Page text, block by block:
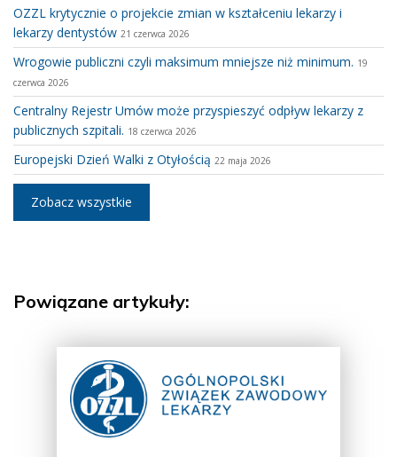
OZZL krytycznie o projekcie zmian w kształceniu lekarzy i
lekarzy dentystów 21 czerwca 2026
Wrogowie publiczni czyli maksimum mniejsze niż minimum. 19
czerwca 2026
Centralny Rejestr Umów może przyspieszyć odpływ lekarzy z
publicznych szpitali. 18 czerwca 2026
Europejski Dzień Walki z Otyłością 22 maja 2026
Zobacz wszystkie
Powiązane artykuły: